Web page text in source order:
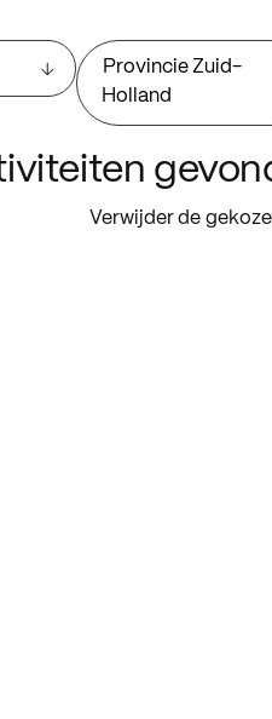
Provincie Zuid-
Holland
Verwijder de